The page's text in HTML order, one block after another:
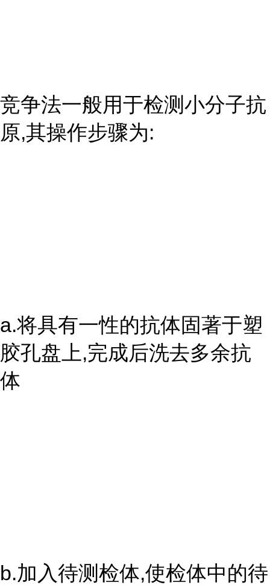
竞争法一般用于检测小分子抗
原,其操作步骤为:
a.将具有一性的抗体固著于塑
胶孔盘上,完成后洗去多余抗
体
b.加入待测检体,使检体中的待